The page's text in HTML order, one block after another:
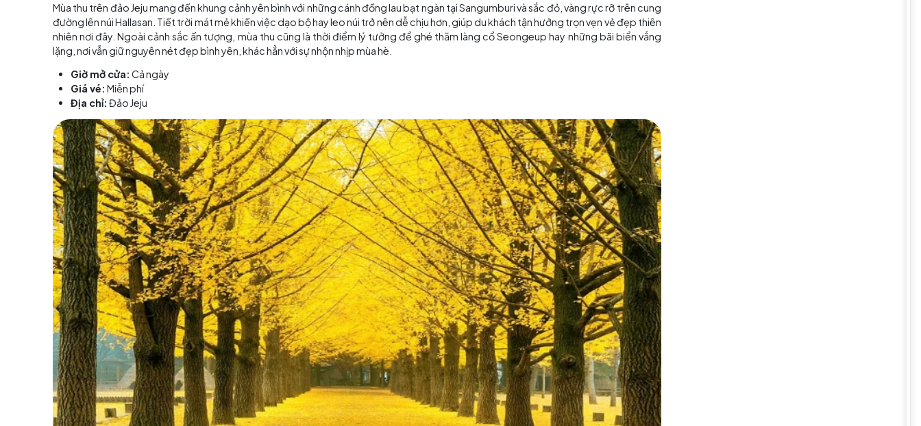
Con đường ngân hạnh vàng rực trên đảo Nami
Đảo Jeju - Jeju-do
Mùa thu trên đảo Jeju mang đến khung cảnh yên bình với những cánh đồng lau bạt ngàn tại Sangumburi và sắc đỏ, vàng rực rỡ trên cung
đường lên núi Hallasan. Tiết trời mát mẻ khiến việc dạo bộ hay leo núi trở nên dễ chịu hơn, giúp du khách tận hưởng trọn vẹn vẻ đẹp thiên
nhiên nơi đây. Ngoài cảnh sắc ấn tượng, mùa thu cũng là thời điểm lý tưởng để ghé thăm làng cổ Seongeup hay những bãi biển vắng
lặng, nơi vẫn giữ nguyên nét đẹp bình yên, khác hẳn với sự nhộn nhịp mùa hè.
Giờ mở cửa:Cả ngày
Giá vé:Miễn phí
Địa chỉ:Đảo Jeju